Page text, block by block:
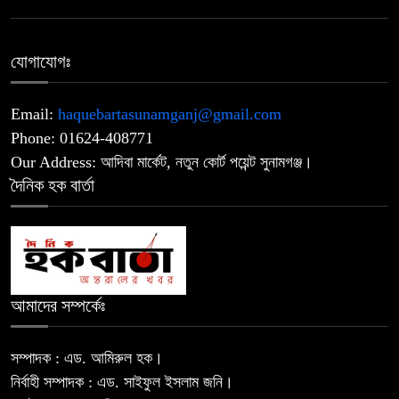
৮
সিলেটে দুই বাসের সংঘর্ষে মর্মান্তিক দুর্ঘটনা,
৯
করার চেষ্টা, যুবক আটক
উপজেলা ও ইউনিয়ন পরিষদ নির্বাচন
তৎপরতা
১১
যোগাযোগঃ
Email: haquebartasunamganj@gmail.com
Phone: 01624-408771
Our Address: আদিবা মার্কেট, নতুন কোর্ট পয়েন্ট সুনামগঞ্জ।
দৈনিক হক বার্তা
আমাদের সম্পর্কেঃ
সম্পাদক : এড. আমিরুল হক।
নির্বাহী সম্পাদক : এড. সাইফুল ইসলাম জনি।